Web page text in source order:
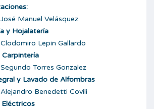
Manuel Velásquez.
y Hojalatería
Lepin Gallardo
Carpintería
Torres Gonzalez
y Lavado de Alfombras
Benedetti Covili
Eléctricos